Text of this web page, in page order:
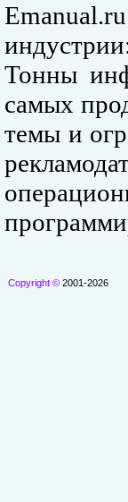
Тонны
самых
темы и
Copyright © 2001-2026